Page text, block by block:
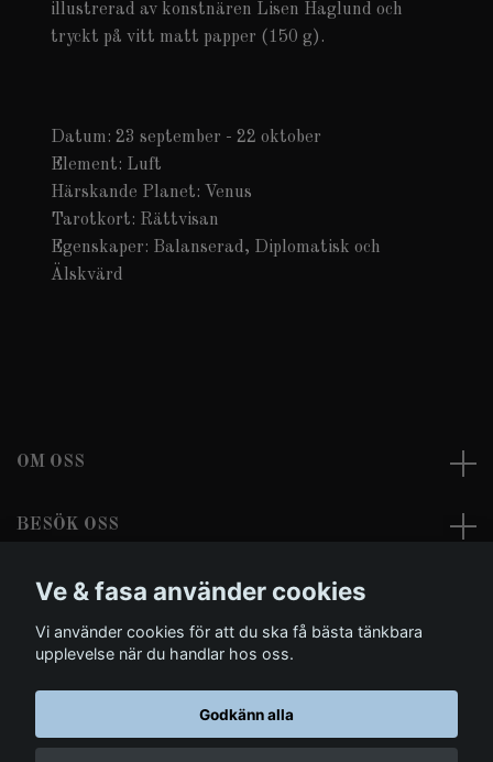
illustrerad av konstnären Lisen Haglund och
tryckt på vitt matt papper (150 g).
Datum: 23 september - 22 oktober
Element: Luft
Härskande Planet: Venus
Tarotkort: Rättvisan
Egenskaper: Balanserad, Diplomatisk och
Älskvärd
OM OSS
BESÖK OSS
LÄS MER
Sociala medier
Ve & fasa använder cookies
Vi använder cookies för att du ska få bästa tänkbara
upplevelse när du handlar hos oss.
Godkänn alla